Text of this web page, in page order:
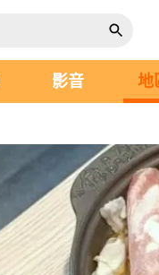
影音 地